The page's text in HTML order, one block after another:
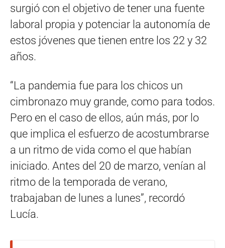
surgió con el objetivo de tener una fuente
laboral propia y potenciar la autonomía de
estos jóvenes que tienen entre los 22 y 32
años.
“La pandemia fue para los chicos un
cimbronazo muy grande, como para todos.
Pero en el caso de ellos, aún más, por lo
que implica el esfuerzo de acostumbrarse
a un ritmo de vida como el que habían
iniciado. Antes del 20 de marzo, venían al
ritmo de la temporada de verano,
trabajaban de lunes a lunes”, recordó
Lucía.